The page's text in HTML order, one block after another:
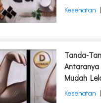
Kesehatan |
Tanda-
Antaranya
Mudah
Kesehatan |